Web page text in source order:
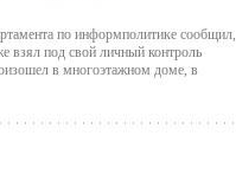
по информполитике сообщил,
взял под свой личный контроль
в многоэтажном доме, в